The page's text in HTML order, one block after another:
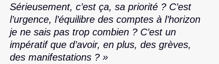
Sérieusement, c’est ça, sa priorité ? C’est
l’urgence, l’équilibre des comptes à l’horizon
je ne sais pas trop combien ? C’est un
impératif que d’avoir, en plus, des grèves,
des manifestations ? »